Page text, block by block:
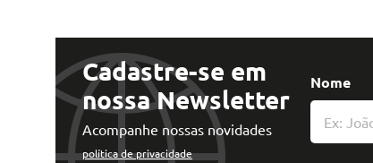
Cadastre-se em
nossa Newsletter
Acompanhe nossas novidades
política de privacidade
Nome